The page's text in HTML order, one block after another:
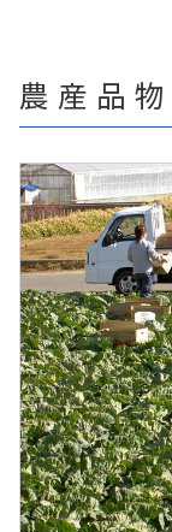
農産品